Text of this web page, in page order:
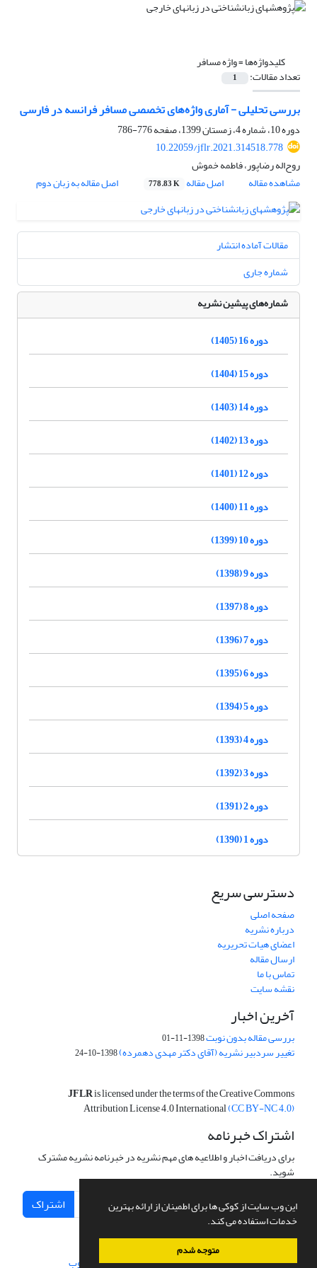
این وب سایت از کوکی ها برای اطمینان از ارائه بهترین
خدمات استفاده می کند.
متوجه شدم
کلیدواژه‌ها =واژه مسافر
تعداد مقالات: 1
بررسی تحلیلی - آماری واژه‌های تخصصی مسافر فرانسه در فارسی
دوره 10، شماره 4، زمستان 1399، صفحه
776-786
10.22059/jflr.2021.314518.778
روح‌اله رضاپور، فاطمه خموش
مشاهده مقاله
اصل مقاله 778.83 K اصل مقاله به زبان دوم
مقالات آماده انتشار
شماره جاری
شماره‌های پیشین نشریه
دوره 16 (1405)
دوره 15 (1404)
دوره 14 (1403)
دوره 13 (1402)
دوره 12 (1401)
دوره 11 (1400)
دوره 10 (1399)
دوره 9 (1398)
دوره 8 (1397)
دوره 7 (1396)
دوره 6 (1395)
دوره 5 (1394)
دوره 4 (1393)
دوره 3 (1392)
دوره 2 (1391)
دوره 1 (1390)
دسترسی سریع
صفحه اصلی
درباره نشریه
اعضای هیات تحریریه
ارسال مقاله
تماس با ما
نقشه سایت
آخرین اخبار
بررسی مقاله بدون نوبت1398-11-01
تغییر سردبیر نشریه (آقای دکتر مهدی دهمرده)1398-10-24
JFLRis licensed under the terms of the Creative Commons
Attribution License 4.0 International(CC BY-NC 4.0)
اشتراک خبرنامه
برای دریافت اخبار و اطلاعیه های مهم نشریه در خبرنامه نشریه مشترک
شوید.
اشتراک
سامانه مدیریت نشریات علمی.طراحی و پیاده سازی از سیناوب